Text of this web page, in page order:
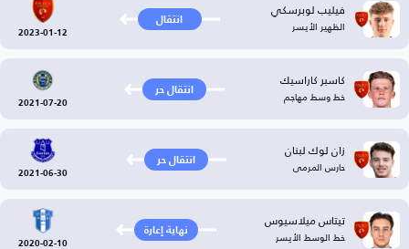
فيليب لوبرسكي
الظهير الأيسر انتقال
2023-01-12
كاسبر كاراسيك
خط وسط مهاجم انتقال حر
2021-07-20
زان لوك لبنان
حارس المرمى انتقال حر
2021-06-30
تيتاس ميلاسيوس
خط الوسط الأيسر نهاية إعارة
2020-02-10